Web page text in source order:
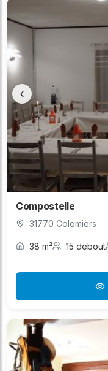
‹
Compostelle
31770 Colomiers
38 m² 15 debout